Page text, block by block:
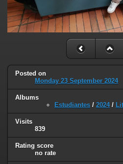
Posted on
Monday 23 September 2024
Albums
Estudiantes / 2024/
Visits
839
Rating score
no rate